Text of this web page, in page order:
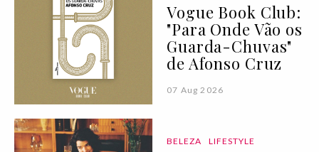
Vogue Book Club:
"Para Onde Vão os
Guarda-Chuvas"
de Afonso Cruz
07 Aug 2026
BELEZA LIFESTYLE